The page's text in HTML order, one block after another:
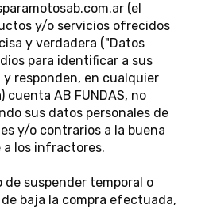
(el
y/o servicios ofrecidos
y verdadera ("Datos
para identificar a sus
y responden, en cualquier
AB FUNDAS, no
sus datos personales de
y/o contrarios a la buena
a los infractores.
de suspender temporal o
baja la compra efectuada,